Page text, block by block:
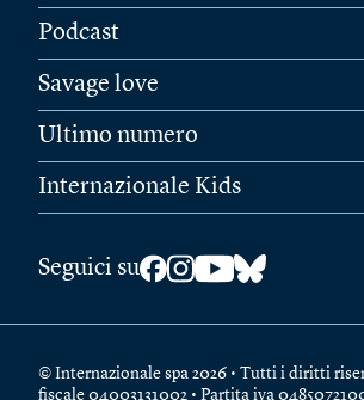
Podcast
Savage love
Ultimo numero
Internazionale Kids
Seguici su
© Internazionale spa 2026 • Tutti i diritti
fiscale 04003131002 • Partita iva